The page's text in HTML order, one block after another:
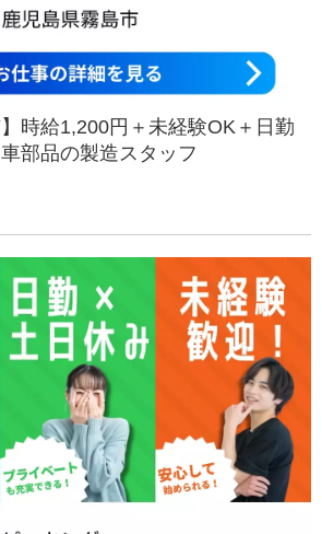
】時給1,200円＋未経験OK＋日勤
部品の製造スタッフ